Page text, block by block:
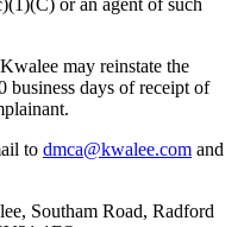
or an agent of such
may reinstate the
days of receipt of
to dmca@kwalee.com and
Southam Road, Radford